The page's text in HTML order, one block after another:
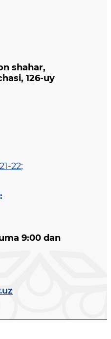
shahar,
126-uy
22;
:
9:00 dan